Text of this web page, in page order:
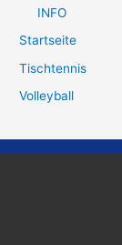
INFO
Startseite
Tischtennis
Volleyball